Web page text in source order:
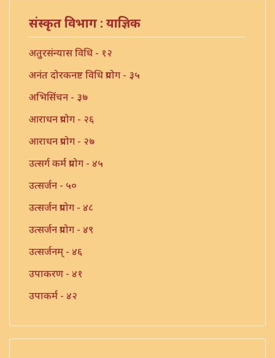
संस्कृत विभाग : याज्ञिक
अतुरसंन्यास विधि - १२
अनंत दोरकनष्ट विधि प्रयोग - ३५
अभिसिंचन - ३७
आराधन प्रयोग - २६
आराधन प्रयोग - २७
उत्सर्ग कर्म प्रयोग - ४५
उत्सर्जन - ५०
उत्सर्जन प्रयोग - ४८
उत्सर्जन प्रयोग - ४९
उत्सर्जनम् - ४६
उपाकरण - ४१
उपाकर्म - ४२
उपाकर्म - ४४